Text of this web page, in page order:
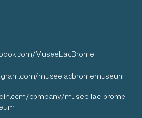
MuseeLacBrome
museelacbromemuseum
company/musee-lac-brome-